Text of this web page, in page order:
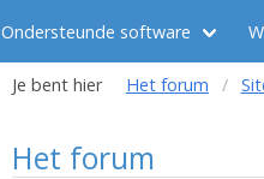
Ondersteunde software
Je bent hier Het forum
Het forum